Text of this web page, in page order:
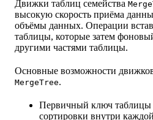
Движки таблиц семейства
высокую скорость приёма
объёмы данных. Операции
таблицы, которые затем
другими частями таблицы.
Основные возможности
MergeTree.
Первичный ключ таблицы
сортировки внутри